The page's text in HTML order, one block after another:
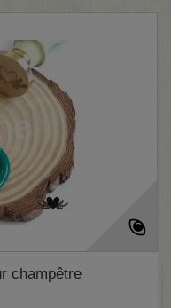
champêtre